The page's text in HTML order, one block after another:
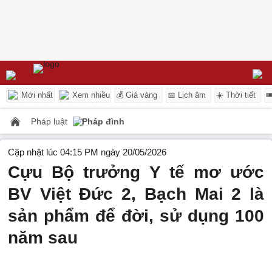
Mới nhất Xem nhiều 💰 Giá vàng 📅 Lịch âm ☀️ Thời tiết
Pháp luật Pháp đình
Cập nhật lúc 04:15 PM ngày 20/05/2026
Cựu Bộ trưởng Y tế mơ ước
BV Việt Đức 2, Bạch Mai 2 là
sản phẩm để đời, sử dụng 100
năm sau